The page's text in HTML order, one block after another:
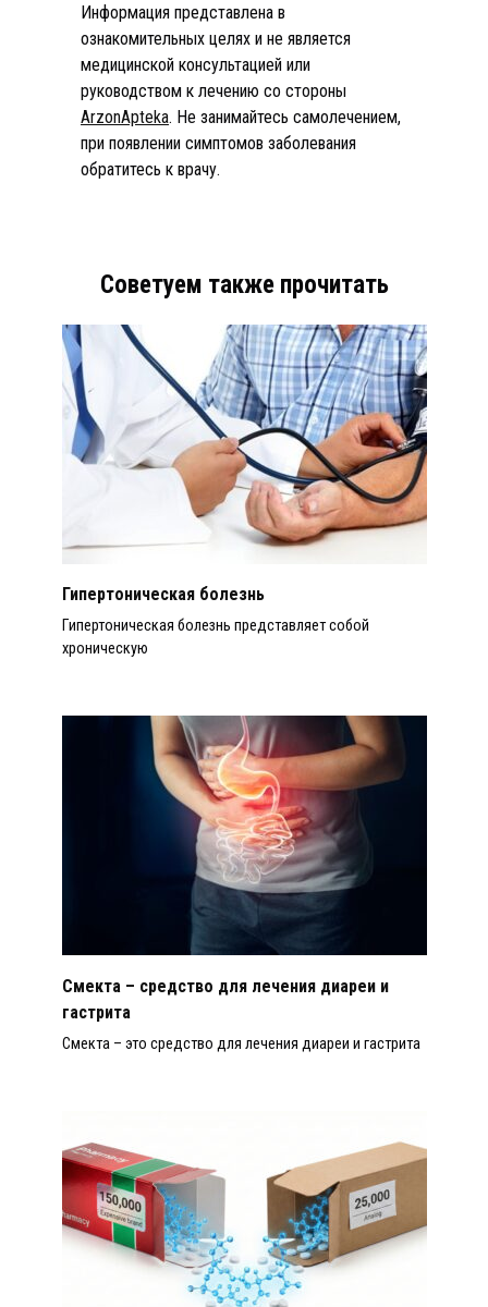
Информация представлена в
ознакомительных целях и не является
медицинской консультацией или
руководством к лечению со стороны
ArzonApteka. Не занимайтесь самолечением,
при появлении симптомов заболевания
обратитесь к врачу.
Советуем также прочитать
Гипертоническая болезнь
Гипертоническая болезнь представляет собой
хроническую
Смекта – средство для лечения диареи и
гастрита
Смекта – это средство для лечения диареи и гастрита